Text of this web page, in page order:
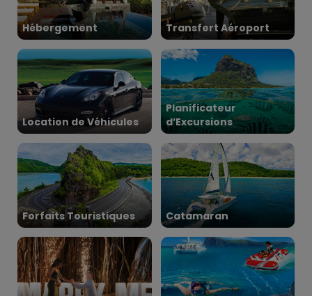
Hébergement Transfert Aéroport
Location de Véhicules
Planificateur
d’Excursions
Forfaits Touristiques Catamaran